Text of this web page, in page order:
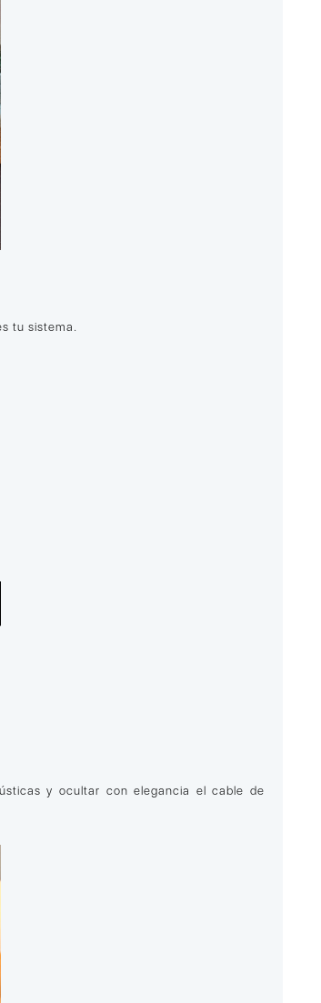
tu sistema.
y ocultar con elegancia el cable de